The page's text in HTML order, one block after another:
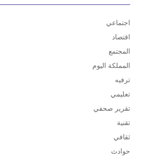
اجتماعي
اقتصاد
المجتمع
المملكة اليوم
ترفيه
تعليمي
تقرير صحفي
تقنية
ثقافي
حوادث